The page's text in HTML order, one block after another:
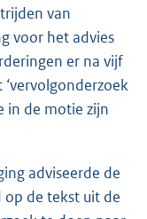
van
voor het advies
er na vijf
in de motie zijn
adviseerde de
op de tekst uit de